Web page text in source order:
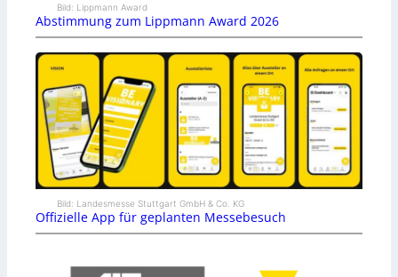
Bild: Lippmann Award
Abstimmung zum Lippmann Award 2026
Bild: Landesmesse Stuttgart GmbH & Co. KG
Offizielle App für geplanten Messebesuch